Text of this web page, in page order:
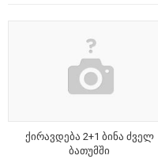
ქირავდება 2+1 ბინა ძველ
ბათუმში